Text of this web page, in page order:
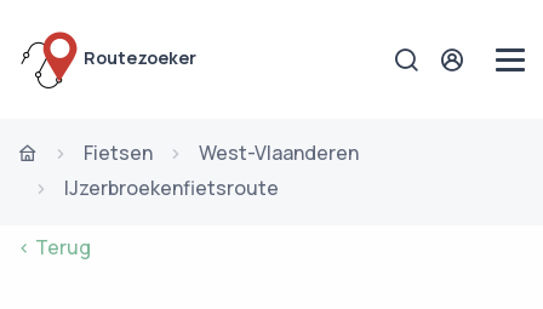
Routezoeker
Fietsen
West-Vlaanderen
IJzerbroekenfietsroute
< Terug